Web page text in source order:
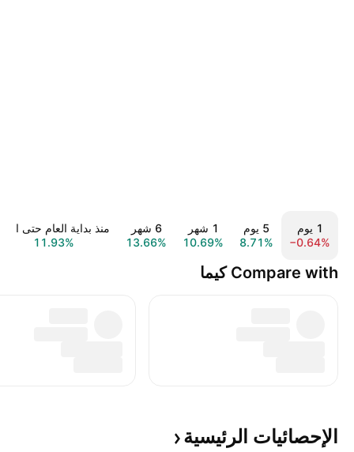
‎‎1‎ يوم
−0.64%
‎‎5‎ يوم
8.71%
‎1‎ شهر
10.69%
‎6‎ شهر
13.66%
منذ بداية العام حتى
11.93%
Compare with كيما
الإحصائيات الرئيسية